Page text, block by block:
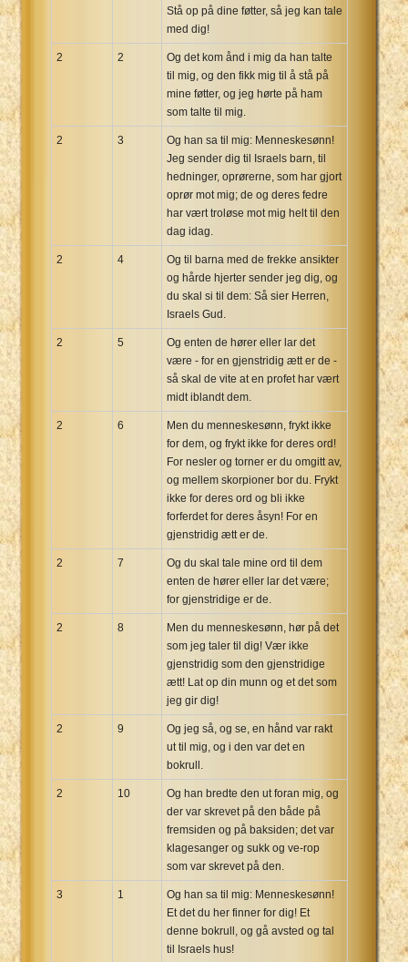
Stå op på dine føtter, så jeg kan tale
med dig!
2 2
Og det kom ånd i mig da han talte
til mig, og den fikk mig til å stå på
mine føtter, og jeg hørte på ham
som talte til mig.
2 3
Og han sa til mig: Menneskesønn!
Jeg sender dig til Israels barn, til
hedninger, oprørerne, som har gjort
oprør mot mig; de og deres fedre
har vært troløse mot mig helt til den
dag idag.
2 4
Og til barna med de frekke ansikter
og hårde hjerter sender jeg dig, og
du skal si til dem: Så sier Herren,
Israels Gud.
2 5
Og enten de hører eller lar det
være - for en gjenstridig ætt er de -
så skal de vite at en profet har vært
midt iblandt dem.
2 6
Men du menneskesønn, frykt ikke
for dem, og frykt ikke for deres ord!
For nesler og torner er du omgitt av,
og mellem skorpioner bor du. Frykt
ikke for deres ord og bli ikke
forferdet for deres åsyn! For en
gjenstridig ætt er de.
2 7
Og du skal tale mine ord til dem
enten de hører eller lar det være;
for gjenstridige er de.
2 8
Men du menneskesønn, hør på det
som jeg taler til dig! Vær ikke
gjenstridig som den gjenstridige
ætt! Lat op din munn og et det som
jeg gir dig!
2 9
Og jeg så, og se, en hånd var rakt
ut til mig, og i den var det en
bokrull.
2 10
Og han bredte den ut foran mig, og
der var skrevet på den både på
fremsiden og på baksiden; det var
klagesanger og sukk og ve-rop
som var skrevet på den.
3 1
Og han sa til mig: Menneskesønn!
Et det du her finner for dig! Et
denne bokrull, og gå avsted og tal
til Israels hus!